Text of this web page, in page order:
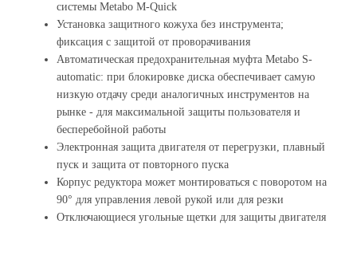
системы Metabo M-Quick
Установка защитного кожуха без инструмента;
фиксация с защитой от проворачивания
Автоматическая предохранительная муфта Metabo S-
automatic: при блокировке диска обеспечивает самую
низкую отдачу среди аналогичных инструментов на
рынке - для максимальной защиты пользователя и
бесперебойной работы
Электронная защита двигателя от перегрузки, плавный
пуск и защита от повторного пуска
Корпус редуктора может монтироваться с поворотом на
90° для управления левой рукой или для резки
Отключающиеся угольные щетки для защиты двигателя